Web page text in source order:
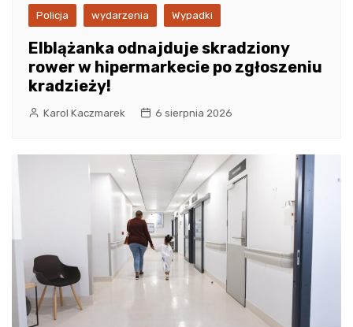
Policja wydarzenia Wypadki
Elblążanka odnajduje skradziony
rower w hipermarkecie po zgłoszeniu
kradzieży!
Karol Kaczmarek 6 sierpnia 2026